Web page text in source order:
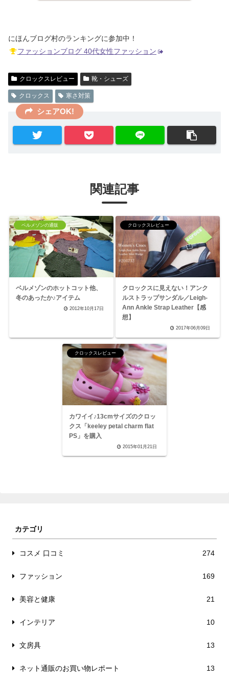
にほんブログ村のランキングに参加中！
ファッションブログ 40代女性ファッション
クロックスレビュー 靴・シューズ
クロックス 寒さ対策
シェアOK!
関連記事
ベルメゾンの通販
ベルメゾンのホットコット他、
冬のあったか♪アイテム
2012年10月17日
クロックスレビュー
クロックスに見えない！アンク
ルストラップサンダル／Leigh-
Ann Ankle Strap Leather【感
想】
2017年06月09日
クロックスレビュー
カワイイ♪13cmサイズのクロッ
クス「keeley petal charm flat
PS」を購入
2015年01月21日
カテゴリ
コスメ 口コミ 274
ファッション 169
美容と健康 21
インテリア 10
文房具 13
ネット通販のお買い物レポート 13